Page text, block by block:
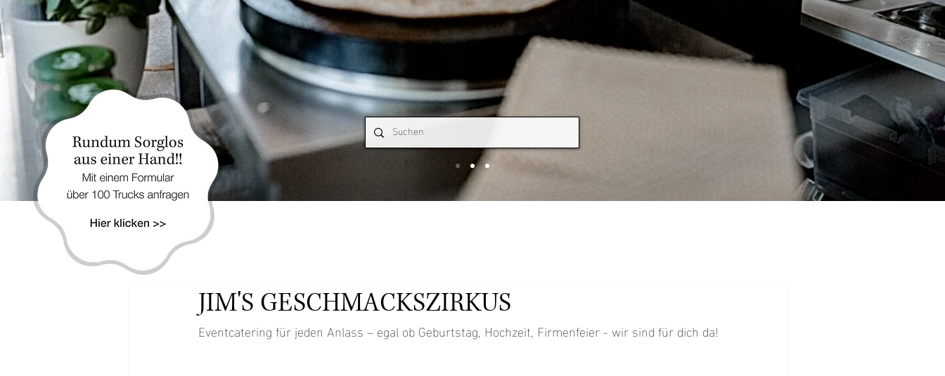
JIM'S GESCHMACKSZIRKUS
Eventcatering für jeden Anlass – egal ob Geburtstag, Hochzeit, Firmenfeier - wir sind für dich da!